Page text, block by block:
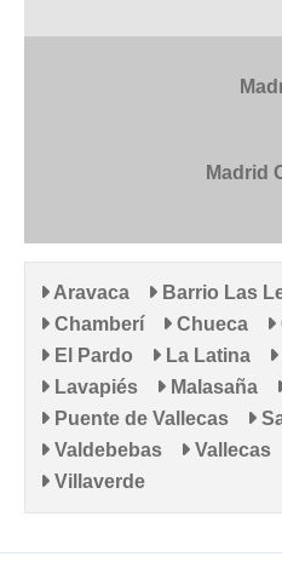
Madrid
Aravaca Barrio Las
Chamberí
Chueca
El Pardo
La Latina
Lavapiés
Malasaña
Puente de Vallecas
Valdebebas
Vallecas
Villaverde